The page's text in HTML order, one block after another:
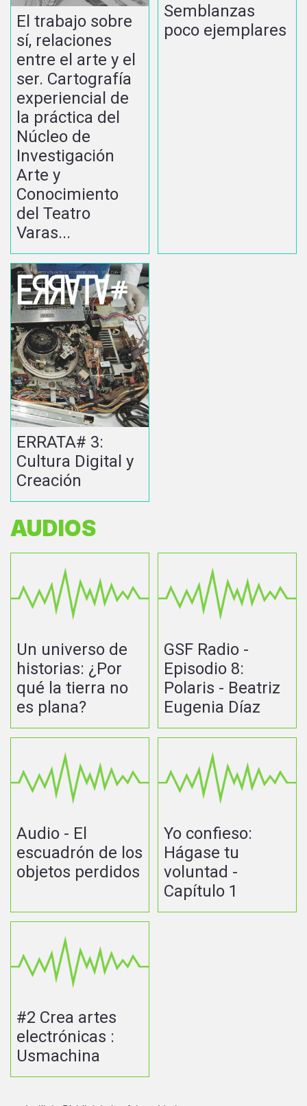
El trabajo sobre
sí, relaciones
entre el arte y el
ser. Cartografía
experiencial de
la práctica del
Núcleo de
Investigación
Arte y
Conocimiento
del Teatro
Varas...
Semblanzas
poco ejemplares
ERRATA# 3:
Cultura Digital y
Creación
AUDIOS
Un universo de
historias: ¿Por
qué la tierra no
es plana?
GSF Radio -
Episodio 8:
Polaris - Beatriz
Eugenia Díaz
Audio - El
escuadrón de los
objetos perdidos
Yo confieso:
Hágase tu
voluntad -
Capítulo 1
#2 Crea artes
electrónicas :
Usmachina